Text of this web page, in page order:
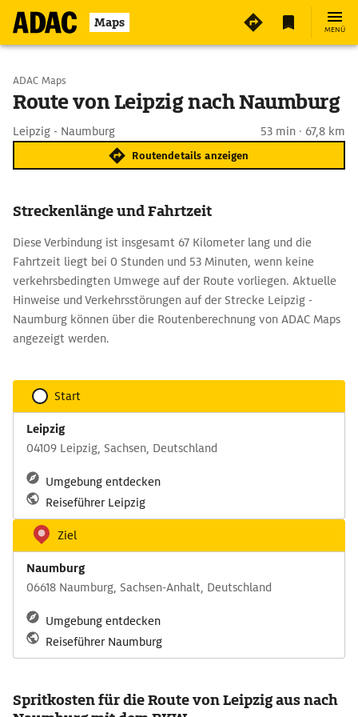
Maps MENÜ
Start wählen
ADAC Maps
Route von Leipzig nach Naumburg
Leipzig - Naumburg 53 min · 67,8 km
Routendetails anzeigen
Streckenlänge und Fahrtzeit
Diese Verbindung ist insgesamt 67 Kilometer lang und die
Fahrtzeit liegt bei 0 Stunden und 53 Minuten, wenn keine
verkehrsbedingten Umwege auf der Route vorliegen. Aktuelle
Hinweise und Verkehrsstörungen auf der Strecke Leipzig -
Naumburg können über die Routenberechnung von ADAC Maps
angezeigt werden.
Start
Leipzig
04109 Leipzig, Sachsen, Deutschland
Umgebung entdecken
Reiseführer Leipzig
Ziel
Naumburg
06618 Naumburg, Sachsen-Anhalt, Deutschland
Umgebung entdecken
Reiseführer Naumburg
Spritkosten für die Route von Leipzig aus nach